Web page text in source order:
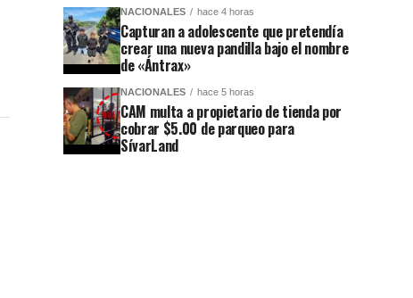
NACIONALES hace 4 horas
Capturan a adolescente que pretendía
crear una nueva pandilla bajo el nombre
de «Ántrax»
NACIONALES hace 5 horas
CAM multa a propietario de tienda por
cobrar $5.00 de parqueo para
SívarLand